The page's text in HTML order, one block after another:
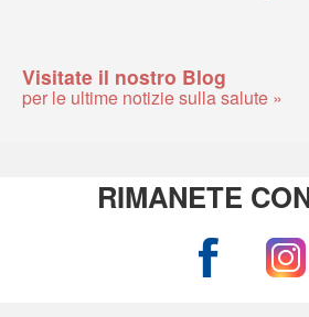
Visitate il nostro Blog
per le ultime notizie sulla salute »
RIMANETE